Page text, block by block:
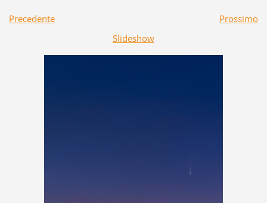
Precedente
Prossimo
Slideshow